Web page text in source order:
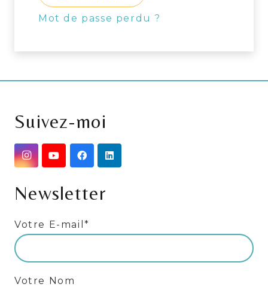
Mot de passe perdu ?
Suivez-moi
Newsletter
Votre E-mail*
Votre Nom